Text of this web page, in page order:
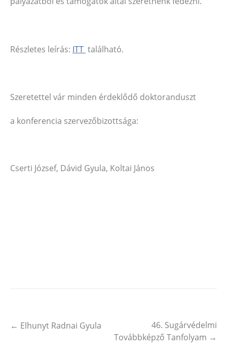
Részletes leírás: ITT található.
Szeretettel vár minden érdeklődő doktoranduszt
a konferencia szervezőbizottsága:
Cserti József, Dávid Gyula, Koltai János
Post navigation
← Elhunyt Radnai Gyula
46. Sugárvédelmi
Továbbképző Tanfolyam →